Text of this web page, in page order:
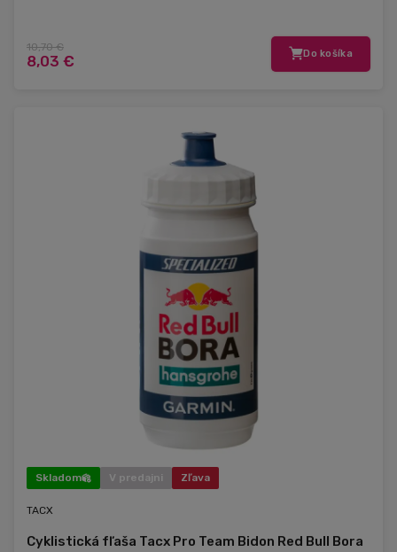
10,70 €
8,03 € Do košíka
Skladom V predajni Zľava
TACX
Cyklistická fľaša Tacx Pro Team Bidon Red Bull Bora